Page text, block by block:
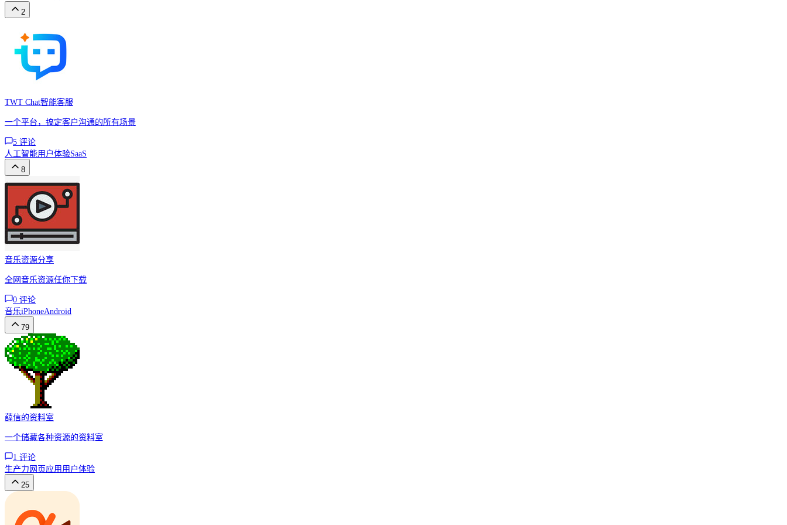
2
TWT Chat智能客服
一个平台，搞定客户沟通的所有场景
5 评论
人工智能用户体验SaaS
8
音乐资源分享
全网音乐资源任你下载
0 评论
音乐iPhoneAndroid
79
薛信的资料室
一个储藏各种资源的资料室
1 评论
生产力 网页应用 用户体验
25